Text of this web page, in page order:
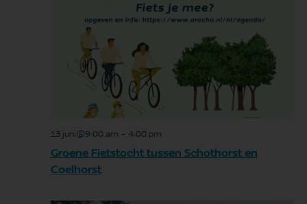
Groene Fietstocht tussen Schothorst en
Coelhorst
13 juni@9:00 am - 4:00 pm